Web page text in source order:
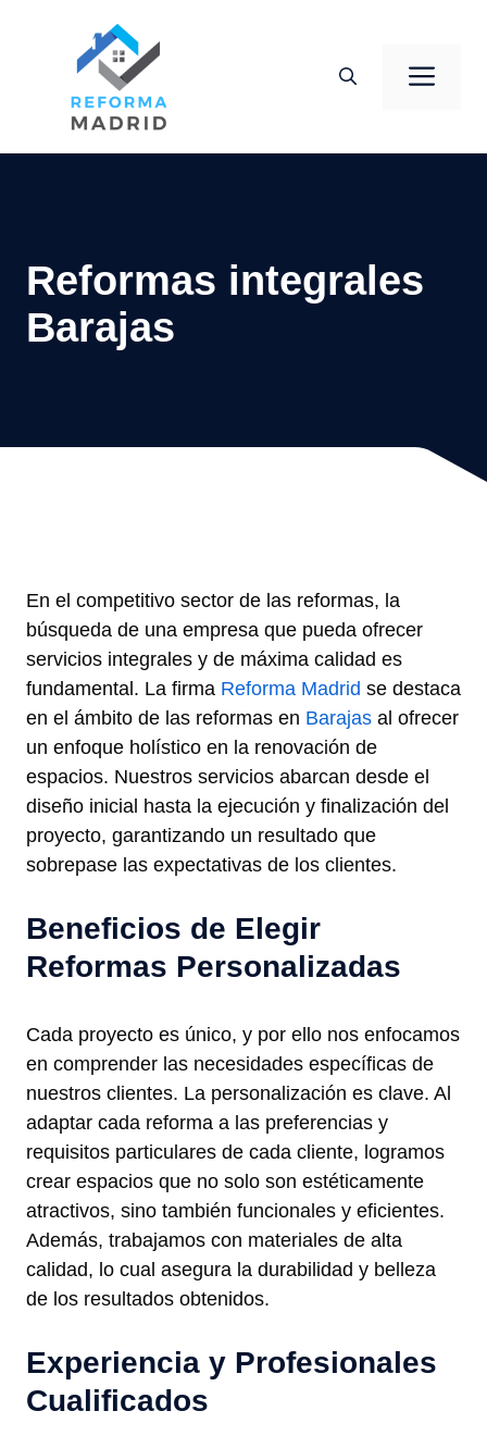
contenido
Reformas integrales
Barajas
En el competitivo sector de las reformas, la
búsqueda de una empresa que pueda ofrecer
servicios integrales y de máxima calidad es
fundamental. La firma Reforma Madrid se destaca
en el ámbito de las reformas en Barajas al ofrecer
un enfoque holístico en la renovación de
espacios. Nuestros servicios abarcan desde el
diseño inicial hasta la ejecución y finalización del
proyecto, garantizando un resultado que
sobrepase las expectativas de los clientes.
Beneficios de Elegir
Reformas Personalizadas
Cada proyecto es único, y por ello nos enfocamos
en comprender las necesidades específicas de
nuestros clientes. La personalización es clave. Al
adaptar cada reforma a las preferencias y
requisitos particulares de cada cliente, logramos
crear espacios que no solo son estéticamente
atractivos, sino también funcionales y eficientes.
Además, trabajamos con materiales de alta
calidad, lo cual asegura la durabilidad y belleza
de los resultados obtenidos.
Experiencia y Profesionales
Cualificados